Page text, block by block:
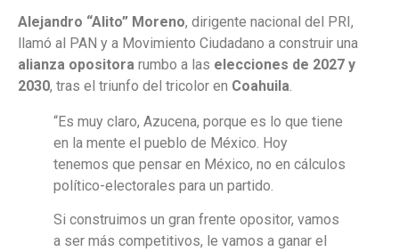
Alejandro “Alito” Moreno, dirigente nacional del PRI,
llamó al PAN y a Movimiento Ciudadano a construir una
alianza opositora rumbo a las elecciones de 2027 y
2030, tras el triunfo del tricolor en Coahuila
“Es muy claro, Azucena, porque es lo que tiene
en la mente el pueblo de México. Hoy
tenemos que pensar en México, no en cálculos
político-electorales para un partido.
Si construimos un gran frente opositor, vamos
a ser más competitivos, le vamos a ganar el